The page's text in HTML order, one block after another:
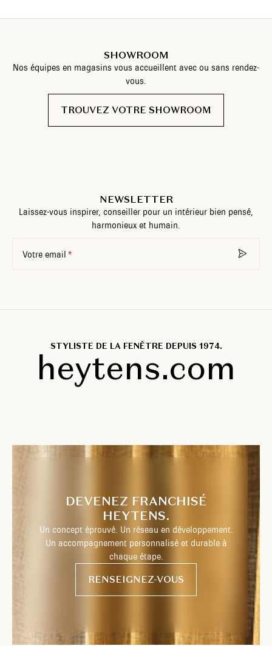
SHOWROOM
Nos équipes en magasins vous accueillent avec ou sans rendez-
vous.
TROUVEZ VOTRE SHOWROOM
NEWSLETTER
Laissez-vous inspirer, conseiller pour un intérieur bien pensé,
harmonieux et humain.
Votre email
STYLISTE DE LA FENÊTRE DEPUIS 1974.
heytens.com
DEVENEZ FRANCHISÉ
HEYTENS.
Un concept éprouvé. Un réseau en développement.
Un accompagnement personnalisé et durable à
chaque étape.
RENSEIGNEZ-VOUS